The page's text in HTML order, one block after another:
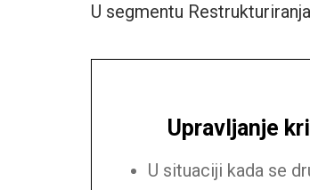
U segmentu
Upravljanje
U situaciji kada se